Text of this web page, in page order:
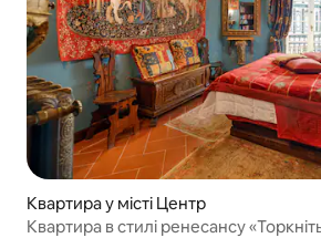
Квартира у місті Центр
Квартира в стилі ренесансу